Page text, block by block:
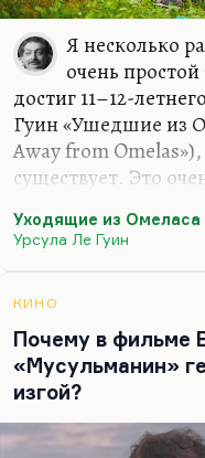
Я несколько
очень
достиг 11–12-
Гуин «Ушедшие из
Away from
существует. Это
можете давать ему
тексты, самые
литературы. Если
значит, пока ему
«манную кашу».
критерий. Вообще
определения
рассказу. Рассказ
Уходящие из Омеласа
Урсула Ле Гуин
КИНО
Почему в фильме
«Мусульманин»
изгой?